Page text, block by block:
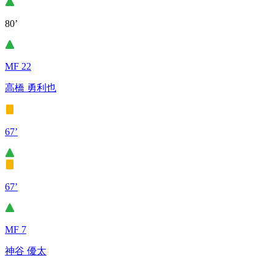
80’
MF 22
高橋 勇利也
67’
67’
MF 7
神谷 優太